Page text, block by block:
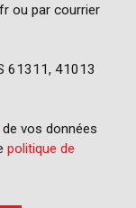
ou par courrier
61311, 41013
vos données
politique de